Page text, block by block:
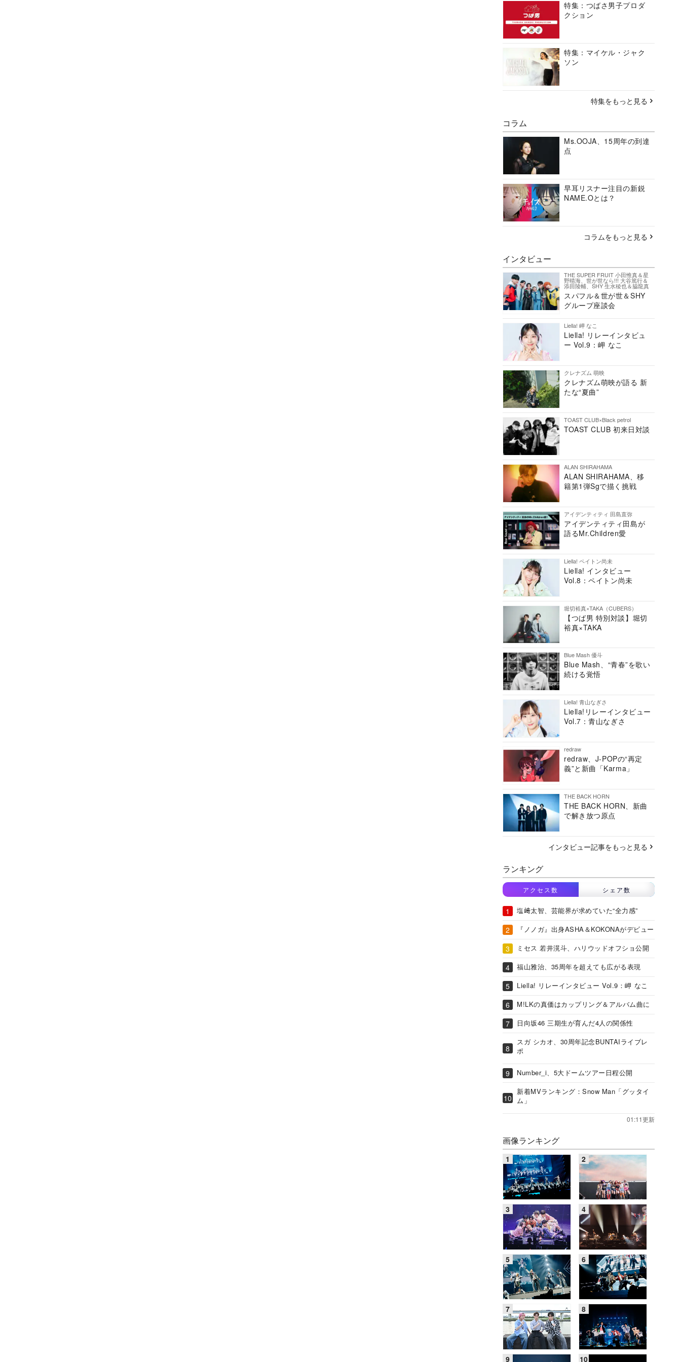
特集：つばさ男子プロダ
クション
特集：マイケル・ジャク
ソン
特集をもっと見る
コラム
Ms.OOJA、15周年の到達
点
早耳リスナー注目の新鋭
NAME.Oとは？
コラムをもっと見る
インタビュー
THE SUPER FRUIT 小田惟真＆星
野晴海、世が世なら!!! 大谷篤行＆
添田陵輔、SHY 生水稜也＆脇龍真
スパフル＆世が世＆SHY
グループ座談会
Liella! 岬 なこ
Liella! リレーインタビュ
ー Vol.9：岬 なこ
クレナズム 萌映
クレナズム萌映が語る 新
たな“夏曲”
TOAST CLUB×Black petrol
TOAST CLUB 初来日対談
ALAN SHIRAHAMA
ALAN SHIRAHAMA、移
籍第1弾Sgで描く挑戦
アイデンティティ 田島直弥
アイデンティティ田島が
語るMr.Children愛
Liella! ペイトン尚未
Liella! インタビュー
Vol.8：ペイトン尚未
堀切裕真×TAKA（CUBERS）
【つば男 特別対談】堀切
裕真×TAKA
Blue Mash 優斗
Blue Mash、“青春”を歌い
続ける覚悟
Liella! 青山なぎさ
Liella!リレーインタビュー
Vol.7：青山なぎさ
redraw
redraw、J-POPの“再定
義”と新曲「Karma」
THE BACK HORN
THE BACK HORN、新曲
で解き放つ原点
インタビュー記事をもっと見る
ランキング
アクセス数 シェア数
塩﨑太智、芸能界が求めていた“全力感”
『ノノガ』出身ASHA＆KOKONAがデビュー
ミセス 若井滉斗、ハリウッドオフショ公開
福山雅治、35周年を超えても広がる表現
Liella! リレーインタビュー Vol.9：岬 なこ
M!LKの真価はカップリング＆アルバム曲に
日向坂46 三期生が育んだ4人の関係性
スガ シカオ、30周年記念BUNTAIライブレ
ポ
Number_i、5大ドームツアー日程公開
新着MVランキング：Snow Man「グッタイ
ム」
01:11更新
画像ランキング